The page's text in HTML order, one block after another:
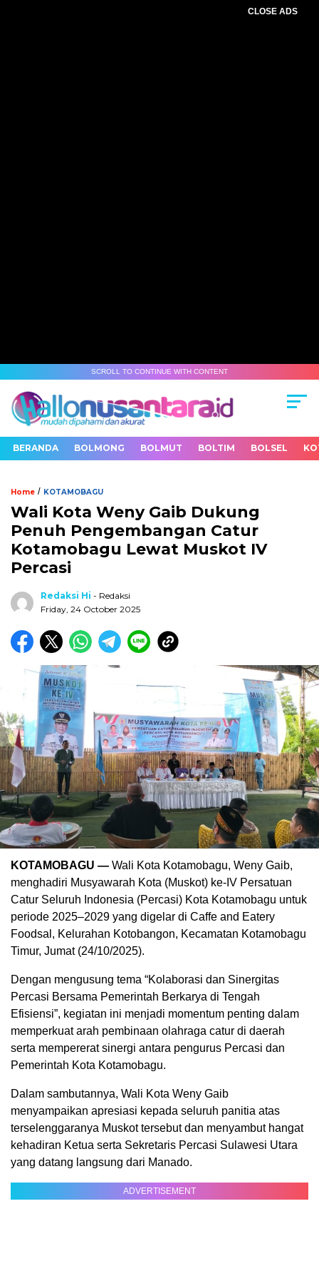
CLOSE ADS
SCROLL TO CONTINUE WITH CONTENT
BERANDA BOLMONG BOLMUT BOLTIM BOLSEL
Home / KOTAMOBAGU
Wali Kota Weny Gaib Dukung
Penuh Pengembangan Catur
Kotamobagu Lewat Muskot IV
Percasi
Redaksi Hi - Redaksi
Friday, 24 October 2025
KOTAMOBAGU — Wali Kota Kotamobagu, Weny Gaib,
menghadiri Musyawarah Kota (Muskot) ke-IV Persatuan
Catur Seluruh Indonesia (Percasi) Kota Kotamobagu untuk
periode 2025–2029 yang digelar di Caffe and Eatery
Foodsal, Kelurahan Kotobangon, Kecamatan Kotamobagu
Timur, Jumat (24/10/2025).
Dengan mengusung tema “Kolaborasi dan Sinergitas
Percasi Bersama Pemerintah Berkarya di Tengah
Efisiensi”, kegiatan ini menjadi momentum penting dalam
memperkuat arah pembinaan olahraga catur di daerah
serta mempererat sinergi antara pengurus Percasi dan
Pemerintah Kota Kotamobagu.
Dalam sambutannya, Wali Kota Weny Gaib
menyampaikan apresiasi kepada seluruh panitia atas
terselenggaranya Muskot tersebut dan menyambut hangat
kehadiran Ketua serta Sekretaris Percasi Sulawesi Utara
yang datang langsung dari Manado.
ADVERTISEMENT